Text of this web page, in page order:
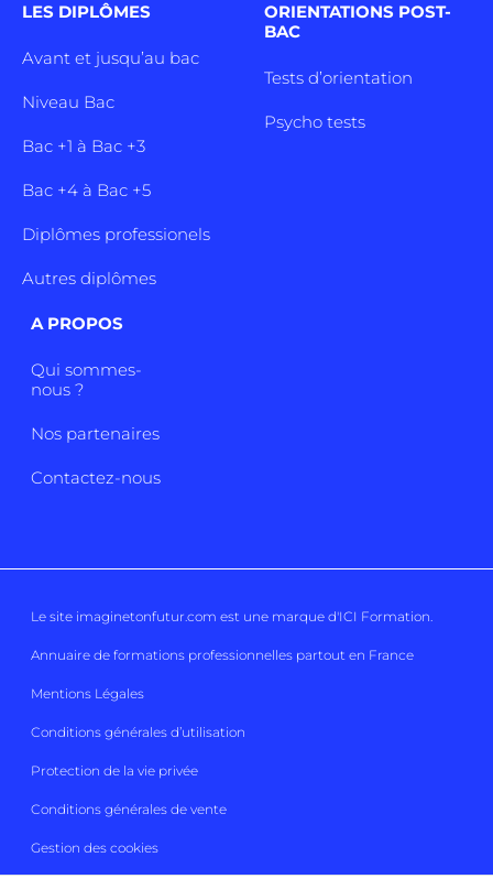
LES DIPLÔMES
Avant et jusqu’au bac
Niveau Bac
Bac +1 à Bac +3
Bac +4 à Bac +5
Diplômes professionels
Autres diplômes
ORIENTATIONS POST-
BAC
Tests d’orientation
Psycho tests
A PROPOS
Qui sommes-
nous ?
Nos partenaires
Contactez-nous
Le site imaginetonfutur.com est une marque d'ICI Formation.
Annuaire de formations professionnelles partout en France
Mentions Légales
Conditions générales d’utilisation
Protection de la vie privée
Conditions générales de vente
Gestion des cookies